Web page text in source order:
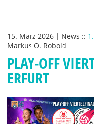
15. März 2026 | News ::
Markus O. Robold
PLAY-OFF
ERFURT